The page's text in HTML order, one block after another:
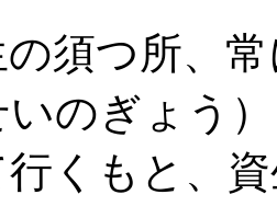
須つ所、
いのぎょう
くもと、